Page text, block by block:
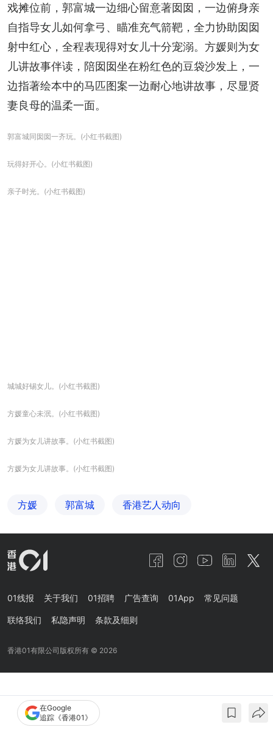
戏摊位前，郭富城一边细心留意著囡囡，一边俯身亲
自指导女儿如何拿弓、瞄准充气箭靶，全力协助囡囡
射中红心，全程表现得对女儿十分宠溺。方媛则为女
儿讲故事伴读，陪囡囡坐在粉红色的豆袋沙发上，一
边指著绘本中的马匹图案一边耐心地讲故事，尽显贤
妻良母的温柔一面。
郭富城同囡囡一齐玩。(小红书截图)
玩得好开心。(小红书截图)
亲子时光。(小红书截图)
城城好锡女儿。(小红书截图)
方媛童心未泯。(小红书截图)
方媛为女儿讲故事。(小红书截图)
方媛为女儿讲故事。(小红书截图)
方媛 郭富城 香港艺人动向
在Google
追踪《香港01》
01线报 关于我们 01招聘 广告查询 01App 常见问题
联络我们 私隐声明 条款及细则
香港01有限公司版权所有 © 2026